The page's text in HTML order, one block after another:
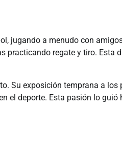
jugando a menudo con
practicando regate y tiro. Esta
Su exposición temprana a los
el deporte. Esta pasión lo guió